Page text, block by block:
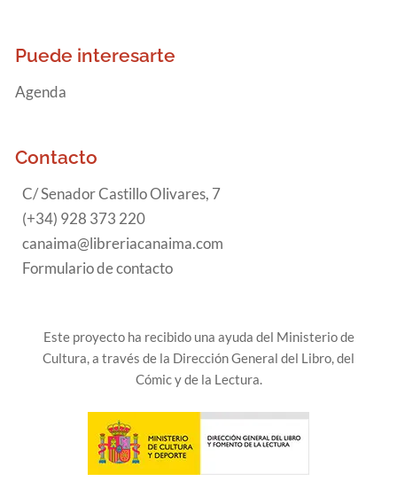
Puede interesarte
Agenda
Contacto
C/ Senador Castillo Olivares, 7
(+34) 928 373 220
canaima@libreriacanaima.com
Formulario de contacto
Este proyecto ha recibido una ayuda del Ministerio de
Cultura, a través de la Dirección General del Libro, del
Cómic y de la Lectura.